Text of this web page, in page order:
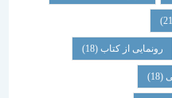
رونمایی از کتاب(18)